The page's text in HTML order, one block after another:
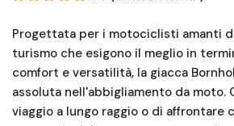
102 - 105 90 - 93 103 -
106 -109 94 - 97 107 -
Progettata per i motociclisti amanti
turismo che esigono il meglio in
comfort e versatilità, la giacca
assoluta nell'abbigliamento da moto.
viaggio a lungo raggio o di affrontare